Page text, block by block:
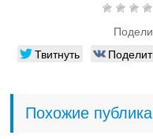
Твитнуть
Похожие